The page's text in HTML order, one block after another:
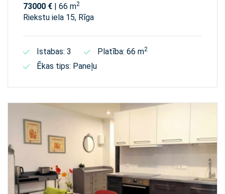
73000 € | 66 m2
Riekstu iela 15, Rīga
Istabas: 3 Platība: 66 m2
Ēkas tips: Paneļu